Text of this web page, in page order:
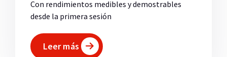
Con rendimientos medibles y demostrables
desde la primera sesión
Leer más